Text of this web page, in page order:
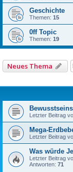
Geschichte
Themen: 15
0ff Topic
Themen: 19
Neues Thema
Letzter Beitrag
Mega-
Letzter Beitrag
Was würde
Letzter Beitrag
Antworten: 71